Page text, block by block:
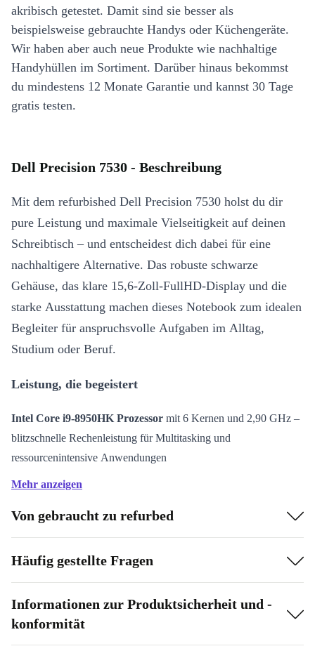
akribisch getestet. Damit sind sie besser als
beispielsweise gebrauchte Handys oder Küchengeräte.
Wir haben aber auch neue Produkte wie nachhaltige
Handyhüllen im Sortiment. Darüber hinaus bekommst
du mindestens 12 Monate Garantie und kannst 30 Tage
gratis testen.
Dell Precision 7530 - Beschreibung
Mit dem refurbished Dell Precision 7530 holst du dir
pure Leistung und maximale Vielseitigkeit auf deinen
Schreibtisch – und entscheidest dich dabei für eine
nachhaltigere Alternative. Das robuste schwarze
Gehäuse, das klare 15,6-Zoll-FullHD-Display und die
starke Ausstattung machen dieses Notebook zum idealen
Begleiter für anspruchsvolle Aufgaben im Alltag,
Studium oder Beruf.
Leistung, die begeistert
Intel Core i9-8950HK Prozessor mit 6 Kernen und 2,90 GHz –
blitzschnelle Rechenleistung für Multitasking und
ressourcenintensive Anwendungen
16 GB DDR4 RAM
Großes 15,6” IPS-Display(1920 x 1080, 60 Hz) – satte Farben,
klare Details, angenehmes Arbeiten auch über Stunden
Professionelle Grafik – ideal für Bildbearbeitung, CAD oder
Praktisch und komfortabel
Beleuchtete Tastatur– komfortabel tippen, auch in den
Mehr anzeigen
Von gebraucht zu refurbed
Häufig gestellte Fragen
Informationen zur Produktsicherheit und -
konformität